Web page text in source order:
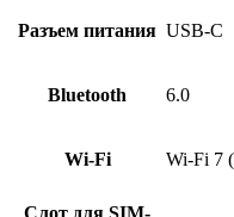
Разъем питания USB-C
Bluetooth 6.0
Wi-Fi Wi-Fi 7
Слот для SIM-